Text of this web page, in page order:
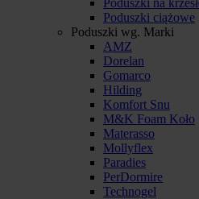
Poduszki na
Poduszki ciążowe
Poduszki wg. Marki
AMZ
Dorelan
Gomarco
Hilding
Komfort Snu
M&K Foam Koło
Materasso
Mollyflex
Paradies
PerDormire
Technogel